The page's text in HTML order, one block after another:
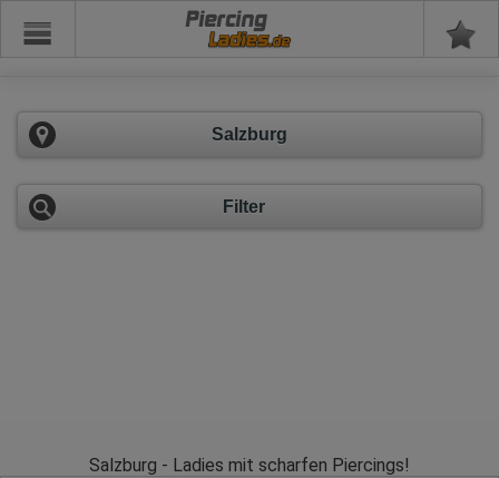
Piercing
Salzburg
Filter
Salzburg - Ladies mit scharfen Piercings!